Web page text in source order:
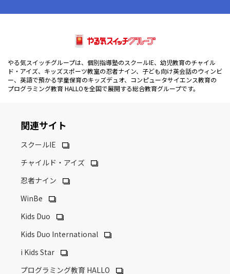
やる気スイッチグループは、個別指導塾のスクールIE、幼児教育のチャイル
ド・アイズ、キッズスポーツ教室の忍者ナイン、子ども向け英会話のウィンビ
ー、英語で預かる学童保育のキッズデュオ、コンピュータサイエンス教育の
プログラミング教育 HALLOを全国で展開する総合教育グループです。
関連サイト
スクールIE
チャイルド・アイズ
忍者ナイン
WinBe
Kids Duo
Kids Duo International
i Kids Star
プログラミング教育 HALLO